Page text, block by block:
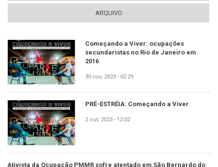
ARQUIVO
Começando a Viver: ocupações
secundaristas no Rio de Janeiro em
2016
30 nov, 2023 - 02:29
PRÉ-ESTRÉIA: Começando a Viver
2 out, 2023 - 12:02
Ativista da Ocupação PMMR sofre atentado em São Bernardo do